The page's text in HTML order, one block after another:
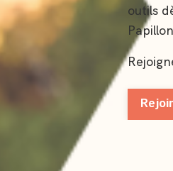
outils